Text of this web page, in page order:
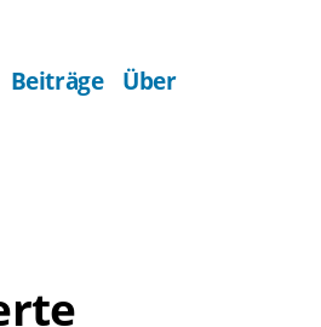
Beiträge Über